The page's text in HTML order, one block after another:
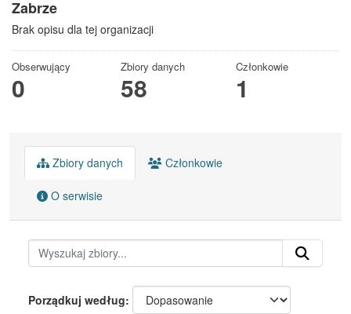
Zabrze
Brak opisu dla tej organizacji
Obserwujący
0
Zbiory danych
58
Członkowie
1
Zbiory danych Członkowie
O serwisie
Porządkuj według